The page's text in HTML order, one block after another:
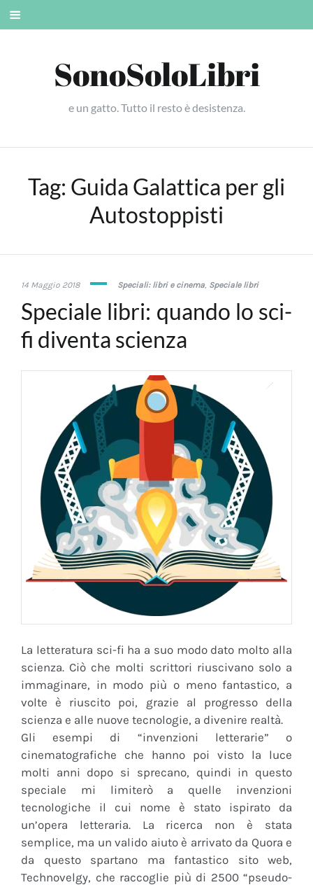
Skip
SonoSoloLibri
e un gatto. Tutto il resto è desistenza.
Tag: Guida Galattica per gli
Autostoppisti
14 Maggio 20189
2019
Speciali: libri e cinema, Speciale libri
Speciale libri: quando lo sci-
fi diventa scienza
La letteratura sci-fi ha a suo modo dato molto alla
scienza. Ciò che molti scrittori riuscivano solo a
immaginare, in modo più o meno fantastico, a
volte è riuscito poi, grazie al progresso della
scienza e alle nuove tecnologie, a divenire realtà.
Gli esempi di “invenzioni letterarie” o
cinematografiche che hanno poi visto la luce
molti anni dopo si sprecano, quindi in questo
speciale mi limiterò a quelle invenzioni
tecnologiche il cui nome è stato ispirato da
un’opera letteraria. La ricerca non è stata
semplice, ma un valido aiuto è arrivato da Quora e
da questo spartano ma fantastico sito web,
Technovelgy, che raccoglie più di 2500 “pseudo-